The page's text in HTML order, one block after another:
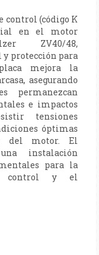
control (código K
en el motor
ZV40/48,
protección para
mejora la
asegurando
permanezcan
e impactos
tensiones
óptimas
del motor. El
instalación
para la
control y el